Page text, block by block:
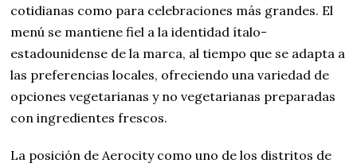
cotidianas como para celebraciones más grandes. El
menú se mantiene fiel a la identidad ítalo-
estadounidense de la marca, al tiempo que se adapta a
las preferencias locales, ofreciendo una variedad de
opciones vegetarianas y no vegetarianas preparadas
con ingredientes frescos.
La posición de Aerocity como uno de los distritos de